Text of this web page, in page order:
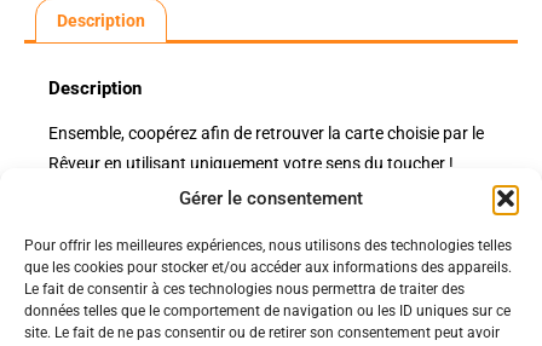
Gérer le consentement
Pour offrir les meilleures expériences, nous utilisons des technologies telles
que les cookies pour stocker et/ou accéder aux informations des appareils.
Le fait de consentir à ces technologies nous permettra de traiter des
données telles que le comportement de navigation ou les ID uniques sur ce
site. Le fait de ne pas consentir ou de retirer son consentement peut avoir
Description
Description
Ensemble, coopérez afin de retrouver la carte choisie par le
Rêveur en utilisant uniquement votre sens du toucher !
Nos pages
Nos évènements
Politiques
Politique de confidentialité
Nos conditions de vente et livraison